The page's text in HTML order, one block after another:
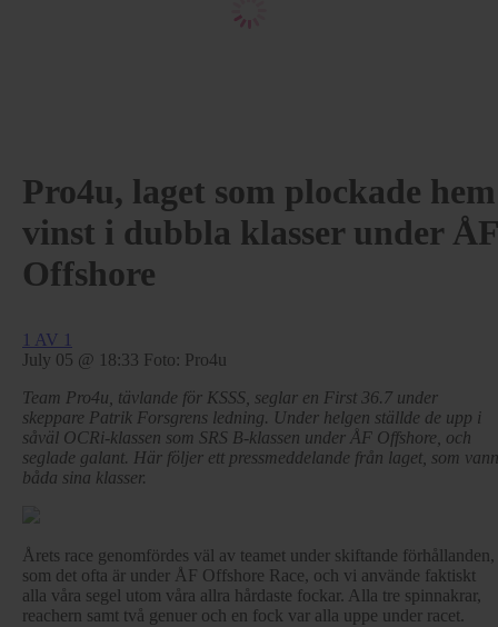
Pro4u, laget som plockade hem
vinst i dubbla klasser under ÅF
Offshore
1 AV 1
July 05 @ 18:33 Foto: Pro4u
Team Pro4u, tävlande för KSSS, seglar en First 36.7 under
skeppare Patrik Forsgrens ledning. Under helgen ställde de upp i
såväl OCRi-klassen som SRS B-klassen under ÅF Offshore, och
seglade galant. Här följer ett pressmeddelande från laget, som vann
båda sina klasser.
Årets race genomfördes väl av teamet under skiftande förhållanden,
som det ofta är under ÅF Offshore Race, och vi använde faktiskt
alla våra segel utom våra allra hårdaste fockar. Alla tre spinnakrar,
reachern samt två genuer och en fock var alla uppe under racet.